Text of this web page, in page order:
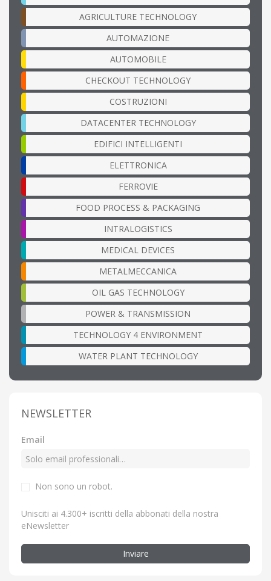
AGRICULTURE TECHNOLOGY
AUTOMAZIONE
AUTOMOBILE
CHECKOUT TECHNOLOGY
COSTRUZIONI
DATACENTER TECHNOLOGY
EDIFICI INTELLIGENTI
ELETTRONICA
FERROVIE
FOOD PROCESS & PACKAGING
INTRALOGISTICS
MEDICAL DEVICES
METALMECCANICA
OIL GAS TECHNOLOGY
POWER & TRANSMISSION
TECHNOLOGY 4 ENVIRONMENT
WATER PLANT TECHNOLOGY
NEWSLETTER
Email
Non sono un robot.
Unisciti ai 4.300+ iscritti della abbonati della nostra
eNewsletter
Inviare